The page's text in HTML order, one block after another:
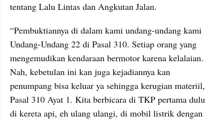
tentang Lalu Lintas dan Angkutan Jalan.
“Pembuktiannya di dalam kami undang-undang kami
Undang-Undang 22 di Pasal 310. Setiap orang yang
mengemudikan kendaraan bermotor karena kelalaian.
Nah, kebetulan ini kan juga kejadiannya kan
penumpang bisa keluar ya sehingga kerugian materiil,
Pasal 310 Ayat 1. Kita berbicara di TKP pertama dulu
di kereta api, eh ulang ulangi, di mobil listrik dengan